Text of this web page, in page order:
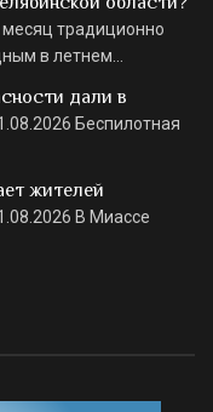
месяц традиционно
в летнем…
дали в
Беспилотная
жителей
В Миассе